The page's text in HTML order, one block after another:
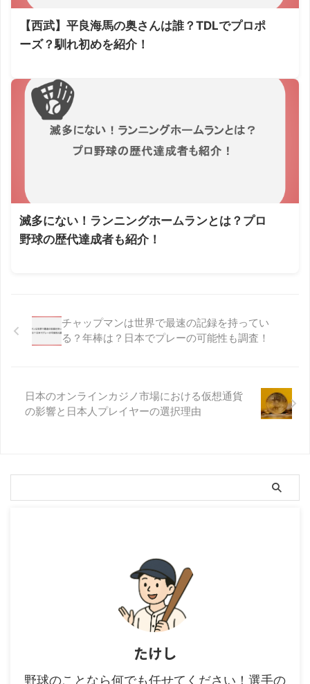
【西武】平良海馬の奥さんは誰？TDLでプロポ
ーズ？馴れ初めを紹介！
滅多にない！ランニングホームランとは？プロ
野球の歴代達成者も紹介！
チャップマンは世界で最速の記録を持ってい
る？年棒は？日本でプレーの可能性も調査！
日本のオンラインカジノ市場における仮想通貨
の影響と日本人プレイヤーの選択理由
たけし
野球のことなら何でも任せてください！選手の